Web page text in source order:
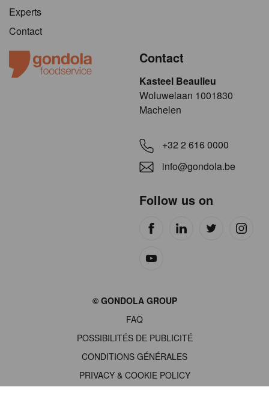
Experts
Contact
Contact
Kasteel Beaulieu
​​​Woluwelaan 1001830
Machelen
+32 2 616 0000
info@gondola.be
Follow us on
© GONDOLA GROUP
FAQ
POSSIBILITÉS DE PUBLICITÉ
CONDITIONS GÉNÉRALES
PRIVACY & COOKIE POLICY